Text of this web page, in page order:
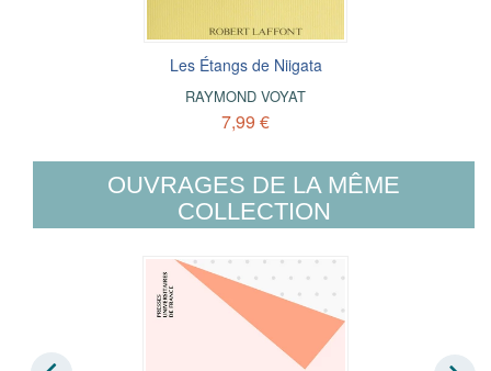
Les Étangs de Niigata
RAYMOND VOYAT
7,99 €
OUVRAGES DE LA MÊME
COLLECTION